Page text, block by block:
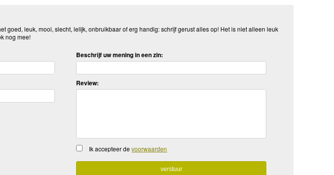
goed, leuk, mooi, slecht, lelijk, onbruikbaar of erg handig: schrijf gerust alles op! Het is niet alleen leuk
nog mee!
Beschrijf uw mening in een zin:
Review:
Ik accepteer devoorwaarden